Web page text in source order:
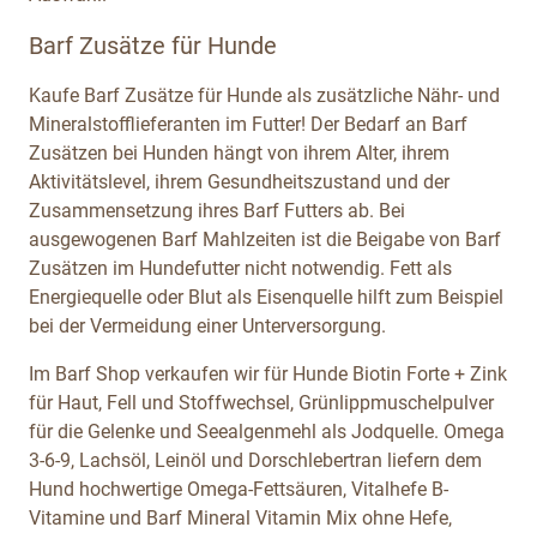
Barf Zusätze für Hunde
Kaufe Barf Zusätze für Hunde als zusätzliche Nähr- und
Mineralstofflieferanten im Futter! Der Bedarf an Barf
Zusätzen bei Hunden hängt von ihrem Alter, ihrem
Aktivitätslevel, ihrem Gesundheitszustand und der
Zusammensetzung ihres Barf Futters ab. Bei
ausgewogenen Barf Mahlzeiten ist die Beigabe von Barf
Zusätzen im Hundefutter nicht notwendig. Fett als
Energiequelle oder Blut als Eisenquelle hilft zum Beispiel
bei der Vermeidung einer Unterversorgung.
Im Barf Shop verkaufen wir für Hunde Biotin Forte + Zink
für Haut, Fell und Stoffwechsel, Grünlippmuschelpulver
für die Gelenke und Seealgenmehl als Jodquelle. Omega
3-6-9, Lachsöl, Leinöl und Dorschlebertran liefern dem
Hund hochwertige Omega-Fettsäuren, Vitalhefe B-
Vitamine und Barf Mineral Vitamin Mix ohne Hefe,